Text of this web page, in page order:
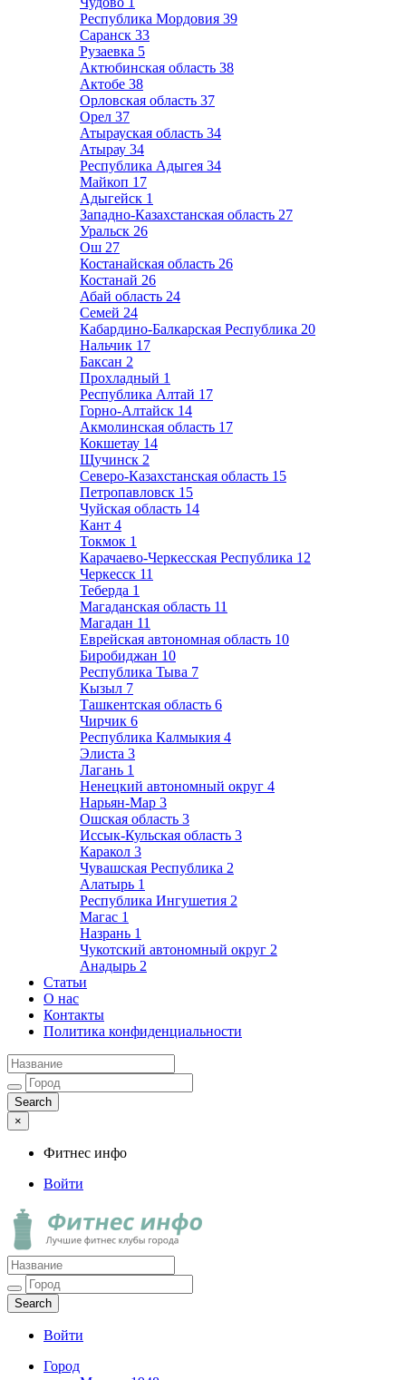
Республика Мордовия 39
Саранск 33
Рузаевка 5
Актюбинская область 38
Актобе 38
Орловская область 37
Орел 37
Атырауская область 34
Атырау 34
Республика Адыгея 34
Майкоп 17
Адыгейск 1
Западно-Казахстанская область 27
Уральск 26
Ош 27
Костанайская область 26
Костанай 26
Абай область 24
Семей 24
Кабардино-Балкарская Республика 20
Нальчик 17
Баксан 2
Прохладный 1
Республика Алтай 17
Горно-Алтайск 14
Акмолинская область 17
Кокшетау 14
Щучинск 2
Северо-Казахстанская область 15
Петропавловск 15
Чуйская область 14
Кант 4
Токмок 1
Карачаево-Черкесская Республика 12
Черкесск 11
Теберда 1
Магаданская область 11
Магадан 11
Еврейская автономная область 10
Биробиджан 10
Республика Тыва 7
Кызыл 7
Ташкентская область 6
Чирчик 6
Республика Калмыкия 4
Элиста 3
Лагань 1
Ненецкий автономный округ 4
Нарьян-Мар 3
Ошская область 3
Иссык-Кульская область 3
Каракол 3
Чувашская Республика 2
Алатырь 1
Республика Ингушетия 2
Магас 1
Назрань 1
Чукотский автономный округ 2
Анадырь 2
Статьи
О нас
Контакты
Политика конфиденциальности
×
Фитнес инфо
Войти
Фитнес инфо
Лучшие фитнес клубы города
Войти
Город